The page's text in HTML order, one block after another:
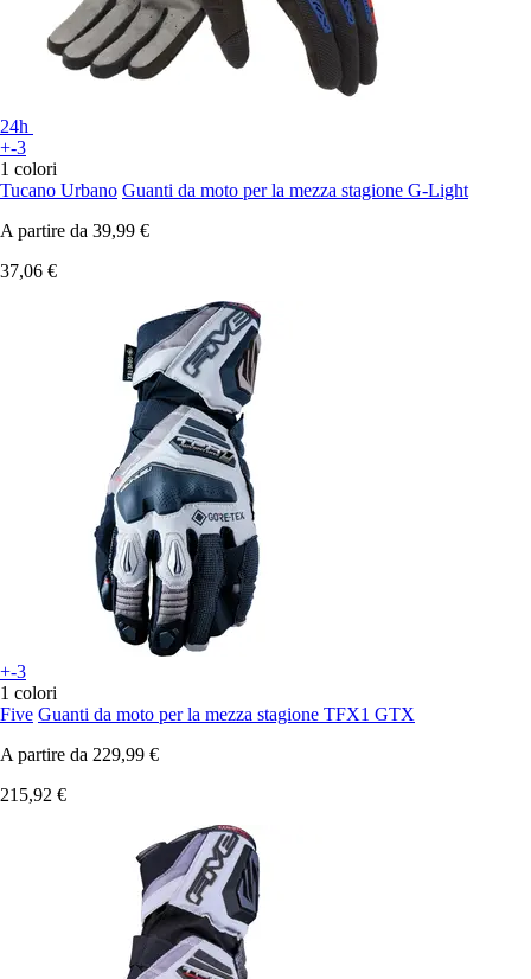
24h
+-3
1 colori
Tucano Urbano Guanti da moto per la mezza stagione G-Light
A partire da 39,99 €
37,06 €
+-3
1 colori
Five Guanti da moto per la mezza stagione TFX1 GTX
A partire da 229,99 €
215,92 €